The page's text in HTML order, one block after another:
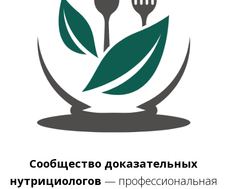
Сообщество доказательных
нутрициологов — профессиональная